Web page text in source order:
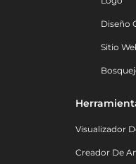
Diseño
Sitio
Visualizador
Creador De